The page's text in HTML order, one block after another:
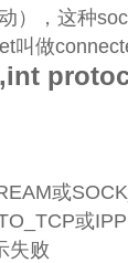
），这种
叫做
或
或
失败